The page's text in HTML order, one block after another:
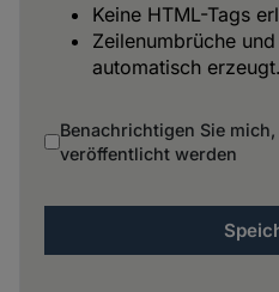
Keine HTML-Tags
Zeilenumbrüche
automatisch erzeugt.
Benachrichtigen Sie
veröffentlicht werden